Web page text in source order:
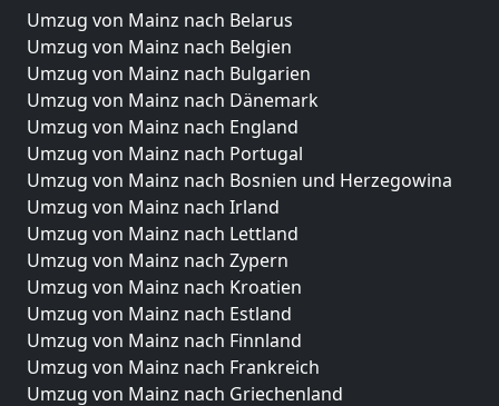
Umzug von Mainz nach Belarus
Umzug von Mainz nach Belgien
Umzug von Mainz nach Bulgarien
Umzug von Mainz nach Dänemark
Umzug von Mainz nach England
Umzug von Mainz nach Portugal
Umzug von Mainz nach Bosnien und Herzegowina
Umzug von Mainz nach Irland
Umzug von Mainz nach Lettland
Umzug von Mainz nach Zypern
Umzug von Mainz nach Kroatien
Umzug von Mainz nach Estland
Umzug von Mainz nach Finnland
Umzug von Mainz nach Frankreich
Umzug von Mainz nach Griechenland